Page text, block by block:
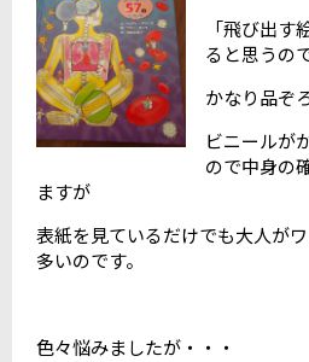
「飛び出す
ると思うの
かなり品ぞ
ビニールが
ので中身の
ますが
表紙を見ているだけでも大人が
多いのです。
色々悩みましたが・・・